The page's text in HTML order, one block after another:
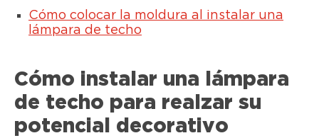
Cómo colocar la moldura al instalar una
lámpara de techo
Cómo instalar una lámpara
de techo para realzar su
potencial decorativo